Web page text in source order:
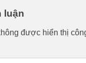
luận
được hiển thị